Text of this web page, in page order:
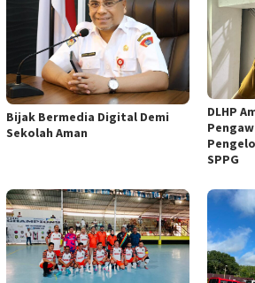
Bijak Bermedia Digital Demi
Sekolah Aman
DLHP
SPPG